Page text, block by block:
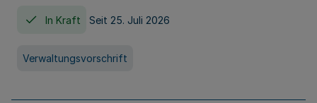
In Kraft Seit 25. Juli 2026
Verwaltungsvorschrift